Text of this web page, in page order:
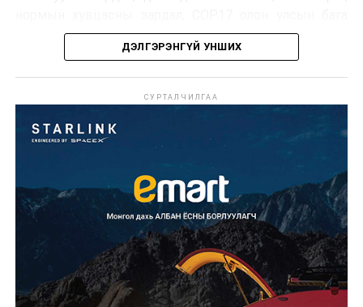
хурлын зардал, Засгийн газрын өр, орон нутгийн нөөц
хөрөнгийн санхүүжилтийг хэвийн үргэлжлүүлэхээр
шийдвэрлэжээ.
Харин дараах зардлыг хязгаарлахаар болсон байна.
Үүнд:
Олон улсын болон Засгийн газрын
шийдвэртэйгээс бусад хурал, зөвлөгөөн, ой,
тэмдэглэлт өдөр, найр наадам, соёлын арга
Урьдчилан төлөвлөсөн төрийн өндөр албан
тушаалтны томилолтоос бусад гадаад
томилолт, гадаадын зочин хүлээн авах зардал;
ДЭЛГЭРЭНГҮЙ УНШИХ
СУРТАЛЧИЛГАА